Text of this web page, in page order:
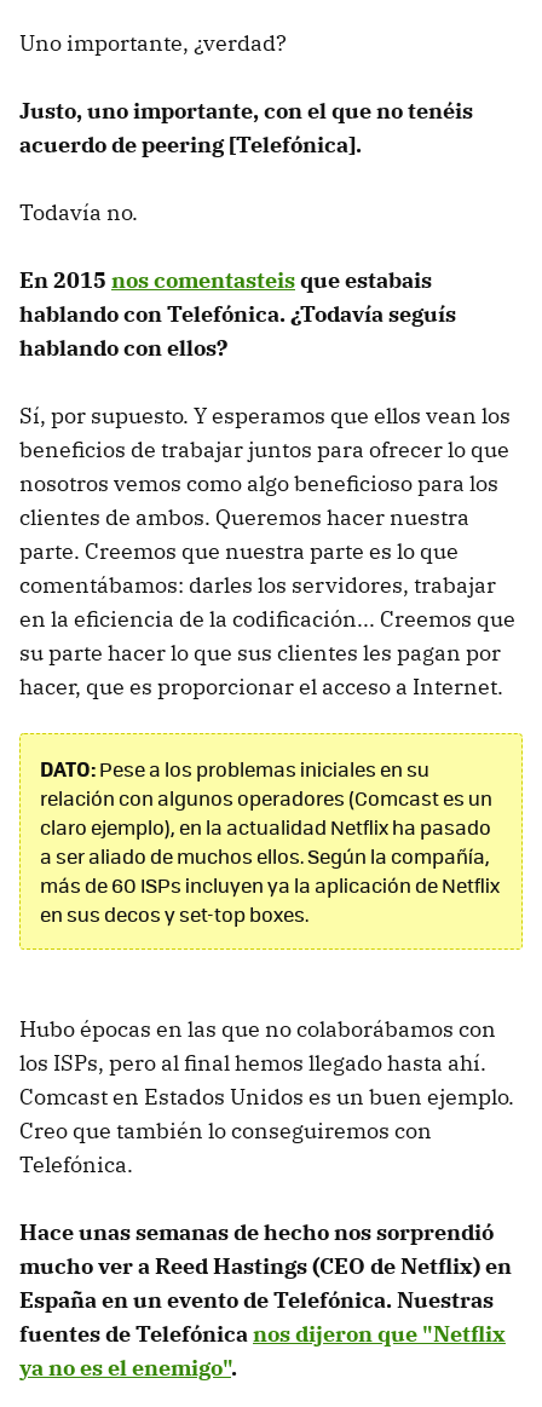
Uno importante, ¿verdad?
Justo, uno importante, con el que no tenéis
acuerdo de peering [Telefónica].
Todavía no.
En 2015 nos comentasteisque estabais
hablando con Telefónica. ¿Todavía seguís
hablando con ellos?
Sí, por supuesto. Y esperamos que ellos vean los
beneficios de trabajar juntos para ofrecer lo que
nosotros vemos como algo beneficioso para los
clientes de ambos. Queremos hacer nuestra
parte. Creemos que nuestra parte es lo que
comentábamos: darles los servidores, trabajar
en la eficiencia de la codificación... Creemos que
su parte hacer lo que sus clientes les pagan por
hacer, que es proporcionar el acceso a Internet.
DATO:Pese a los problemas iniciales en su
relación con algunos operadores (Comcast es un
claro ejemplo), en la actualidad Netflix ha pasado
a ser aliado de muchos ellos. Según la compañía,
más de 60 ISPs incluyen ya la aplicación de Netflix
en sus decos y set-top boxes.
Hubo épocas en las que no colaborábamos con
los ISPs, pero al final hemos llegado hasta ahí.
Comcast en Estados Unidos es un buen ejemplo.
Creo que también lo conseguiremos con
Telefónica.
Hace unas semanas de hecho nos sorprendió
mucho ver a Reed Hastings (CEO de Netflix) en
España en un evento de Telefónica. Nuestras
fuentes de Telefónicanos dijeron que "Netflix
ya no es el enemigo".